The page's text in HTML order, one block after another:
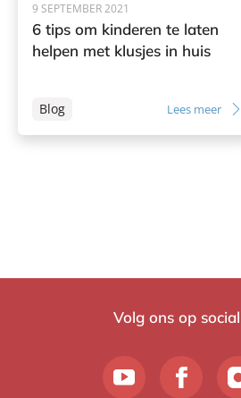
9 SEPTEMBER 2021
6 tips om kinderen te laten
helpen met klusjes in huis
Blog Lees meer
Volg ons op